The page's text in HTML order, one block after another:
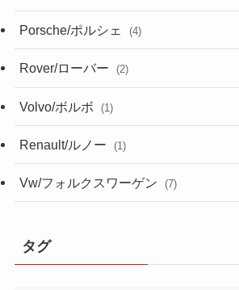
Porsche/ポルシェ (4)
Rover/ローバー (2)
Volvo/ボルボ (1)
Renault/ルノー (1)
Vw/フォルクスワーゲン (7)
タグ